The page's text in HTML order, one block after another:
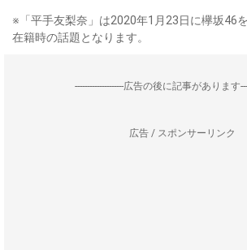
※「平手友梨奈」は2020年1月23日に欅坂46
在籍時の話題となります。
--------------------広告の後に記事があります
広告 / スポンサーリンク